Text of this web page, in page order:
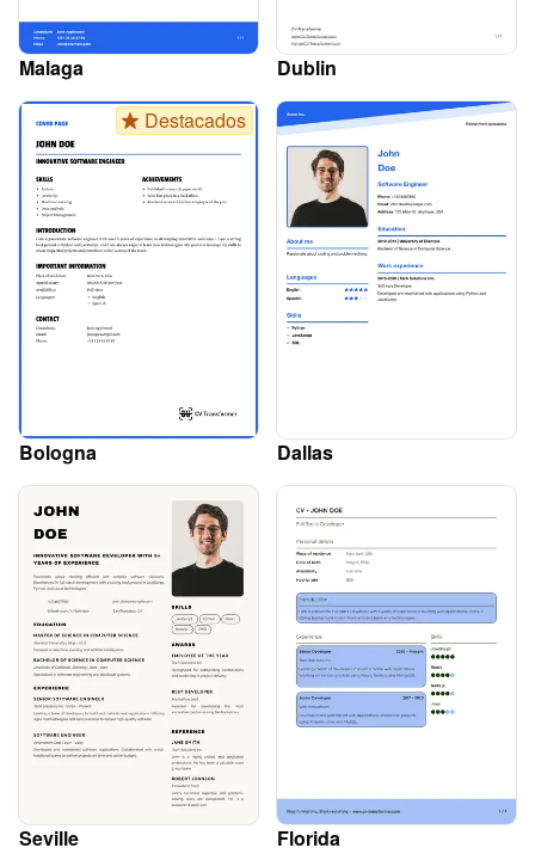
Malaga
Dublin
Destacados
Bologna Dallas
Seville Florida